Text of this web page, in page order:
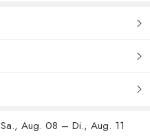
Sa., Aug. 08 – Di., Aug. 11